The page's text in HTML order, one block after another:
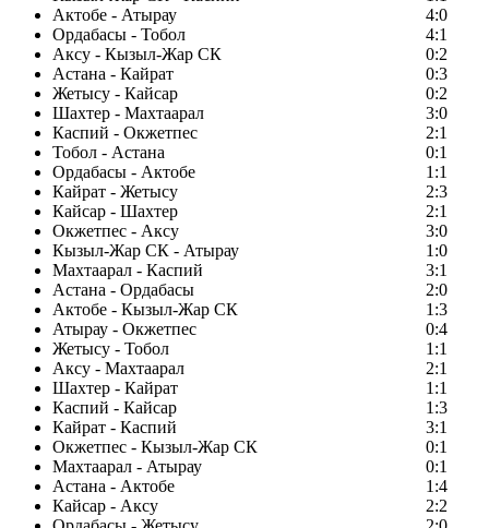
Актобе - Атырау
4:0
Ордабасы - Тобол
4:1
Аксу - Кызыл-Жар СК
0:2
Астана - Кайрат
0:3
Жетысу - Кайсар
0:2
Шахтер - Махтаарал
3:0
Каспий - Окжетпес
2:1
Тобол - Астана
0:1
Ордабасы - Актобе
1:1
Кайрат - Жетысу
2:3
Кайсар - Шахтер
2:1
Окжетпес - Аксу
3:0
Кызыл-Жар СК - Атырау
1:0
Махтаарал - Каспий
3:1
Астана - Ордабасы
2:0
Актобе - Кызыл-Жар СК
1:3
Атырау - Окжетпес
0:4
Жетысу - Тобол
1:1
Аксу - Махтаарал
2:1
Шахтер - Кайрат
1:1
Каспий - Кайсар
1:3
Кайрат - Каспий
3:1
Окжетпес - Кызыл-Жар СК
0:1
Махтаарал - Атырау
0:1
Астана - Актобе
1:4
Кайсар - Аксу
2:2